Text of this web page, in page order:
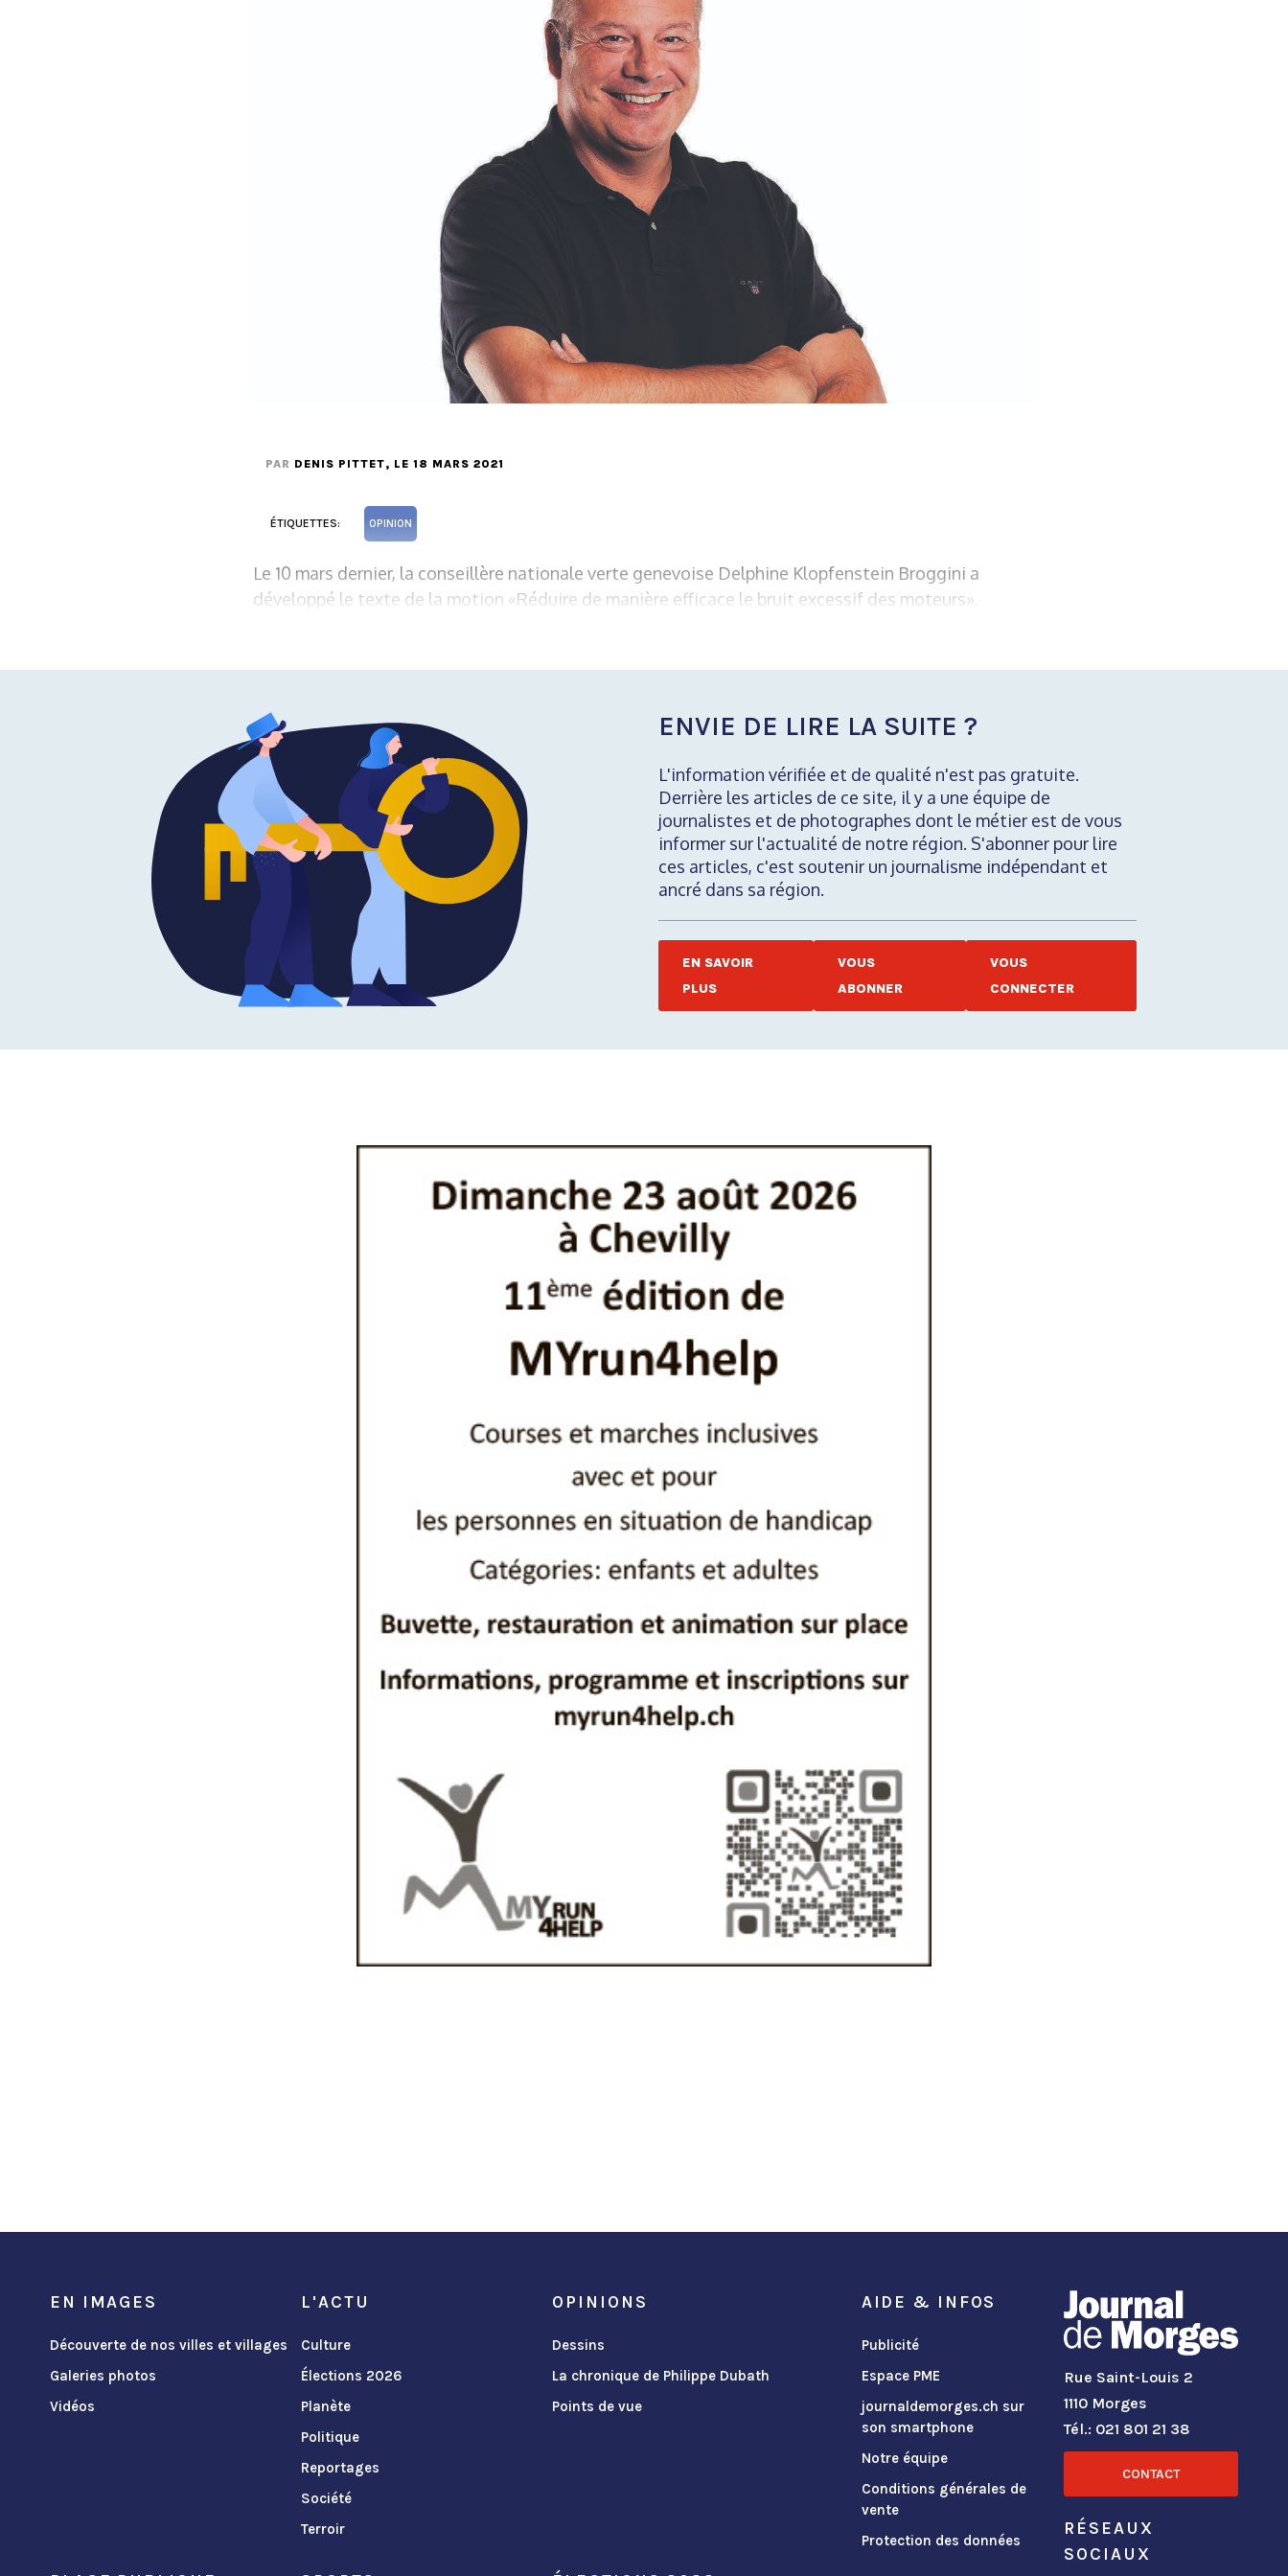
PAR DENIS PITTET, LE 18 MARS 2021
ÉTIQUETTES: OPINION
Le 10 mars dernier, la conseillère nationale verte genevoise Delphine Klopfenstein Broggini a
développé le texte de la motion «Réduire de manière efficace le bruit excessif des moteurs».
ENVIE DE LIRE LA SUITE ?
L'information vérifiée et de qualité n'est pas gratuite.
Derrière les articles de ce site, il y a une équipe de
journalistes et de photographes dont le métier est de vous
informer sur l'actualité de notre région. S'abonner pour lire
ces articles, c'est soutenir un journalisme indépendant et
ancré dans sa région.
EN SAVOIR
PLUS
VOUS
ABONNER
VOUS
CONNECTER
EN IMAGES
Découverte de nos villes et villages
Galeries photos
Vidéos
L'ACTU
Culture
Élections 2026
Planète
Politique
Reportages
Société
Terroir
OPINIONS
Dessins
La chronique de Philippe Dubath
Points de vue
AIDE & INFOS
Publicité
Espace PME
journaldemorges.ch sur
son smartphone
Notre équipe
Conditions générales de
vente
Protection des données
Rue Saint-Louis 2
1110 Morges
Tél.: 021 801 21 38
CONTACT
RÉSEAUX
SOCIAUX